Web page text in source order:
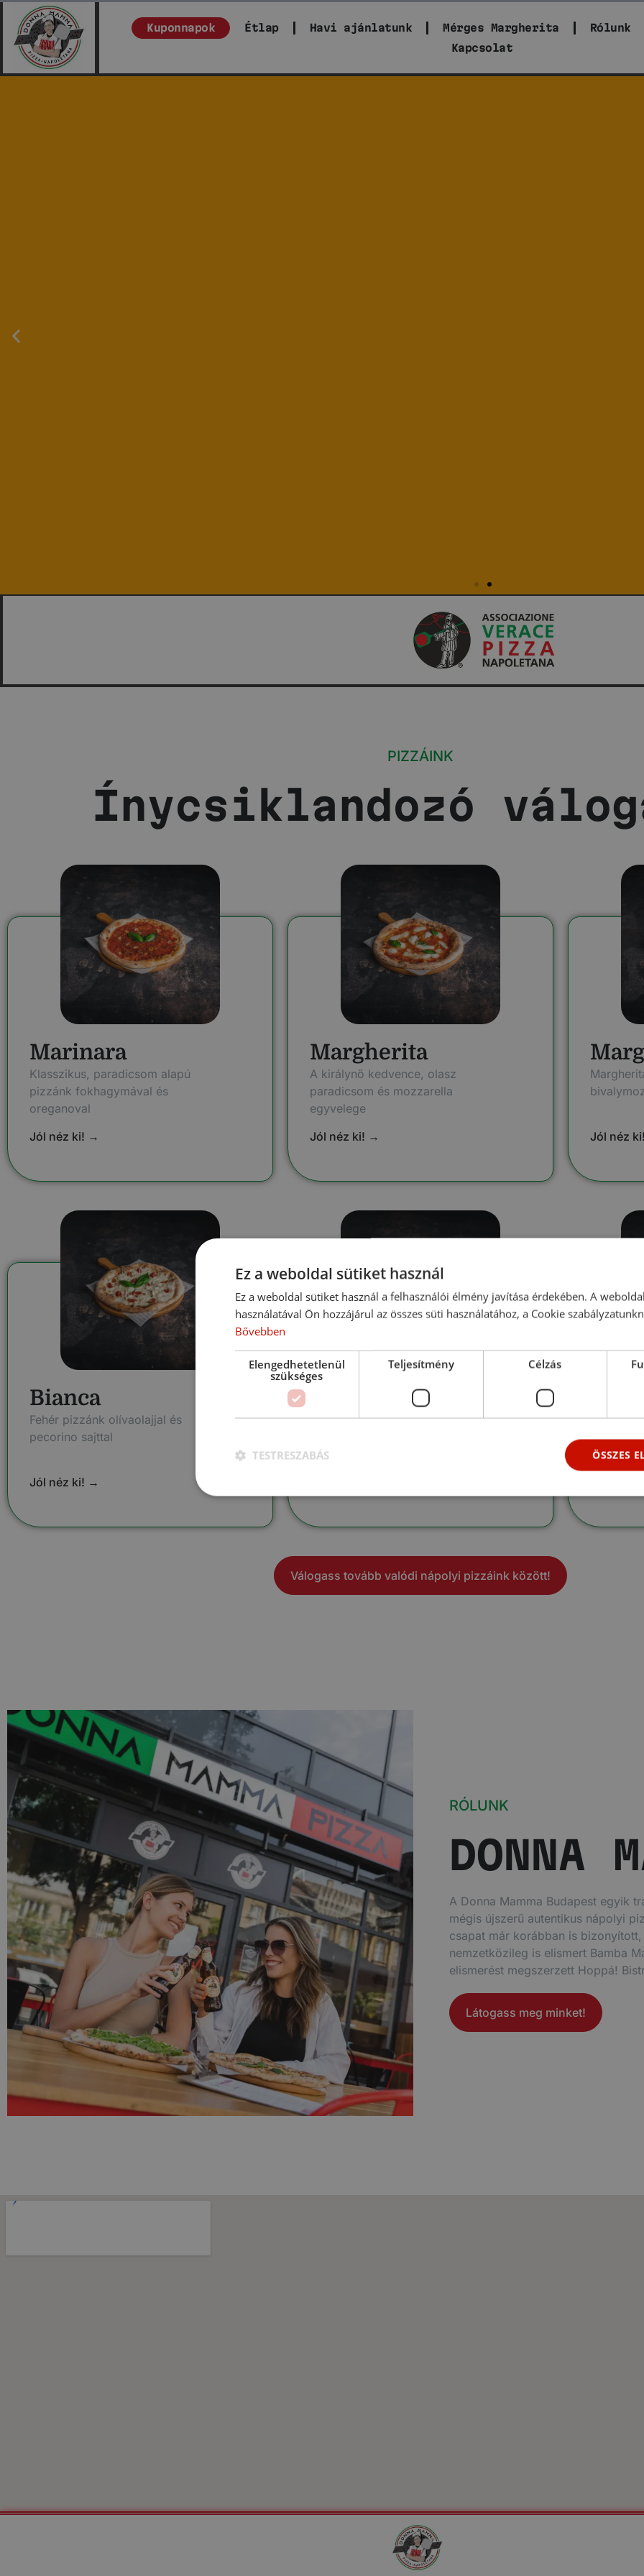
Kuponnapok Étlap Havi ajánlatunk Mérges Margherita
Rólunk
Kapcsolat
ELDOBOD AZ
Budapest legcsípősebb pizzája?!
PIZZÁINK
Ínycsiklandozó
Marinara
Klasszikus, paradicsom alapú
pizzánk fokhagymával és
oreganoval
Jól néz ki! →
Margherita
A királynő kedvence, olasz
paradicsom és mozzarella
egyvelege
Jól néz ki! →
Jól néz
Bianca
Fehér pizzánk olívaolajjal és
pecorino sajttal
Jól néz ki! →
Carbonara
Pizza pancettával, tojással, és tört
sonka és
pizzát
Válogass tovább valódi nápolyi pizzáink között!
RÓLUNK
DONNA
A Donna Mamma Budapest egyik
mégis újszerű autentikus nápolyi
csapat már korábban is
nemzetközileg is elismert Bamba
elismerést megszerzett Hoppá!
Látogass meg minket!
Ez a weboldal sütiket használ
Ez a weboldal sütiket használ a felhasználói élmény javítása érdekében. A
használatával Ön hozzájárul az összes süti használatához, a Cookie
Bővebben
Elengedhetetlenül
szükséges
Teljesítmény Célzás
ÖSSZES
TESTRESZABÁS